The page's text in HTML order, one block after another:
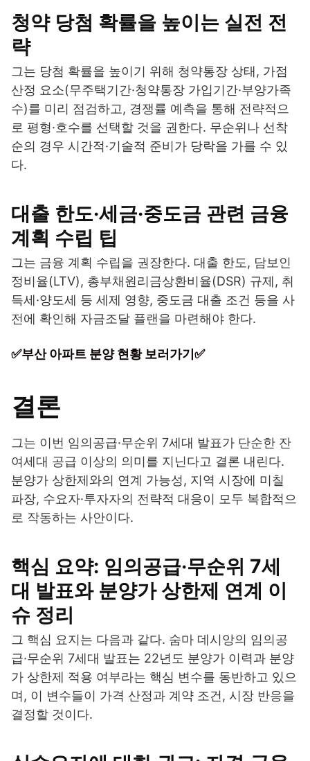
청약 당첨 확률을 높이는 실전 전
략
그는 당첨 확률을 높이기 위해 청약통장 상태, 가점
산정 요소(무주택기간·청약통장 가입기간·부양가족
수)를 미리 점검하고, 경쟁률 예측을 통해 전략적으
로 평형·호수를 선택할 것을 권한다. 무순위나 선착
순의 경우 시간적·기술적 준비가 당락을 가를 수 있
다.
대출 한도·세금·중도금 관련 금융
계획 수립 팁
그는 금융 계획 수립을 권장한다. 대출 한도, 담보인
정비율(LTV), 총부채원리금상환비율(DSR) 규제, 취
득세·양도세 등 세제 영향, 중도금 대출 조건 등을 사
전에 확인해 자금조달 플랜을 마련해야 한다.
✅부산 아파트 분양 현황 보러가기✅
결론
그는 이번 임의공급·무순위 7세대 발표가 단순한 잔
여세대 공급 이상의 의미를 지닌다고 결론 내린다.
분양가 상한제와의 연계 가능성, 지역 시장에 미칠
파장, 수요자·투자자의 전략적 대응이 모두 복합적으
로 작동하는 사안이다.
핵심 요약: 임의공급·무순위 7세
대 발표와 분양가 상한제 연계 이
슈 정리
그 핵심 요지는 다음과 같다. 숨마 데시앙의 임의공
급·무순위 7세대 발표는 22년도 분양가 이력과 분양
가 상한제 적용 여부라는 핵심 변수를 동반하고 있으
며, 이 변수들이 가격 산정과 계약 조건, 시장 반응을
결정할 것이다.